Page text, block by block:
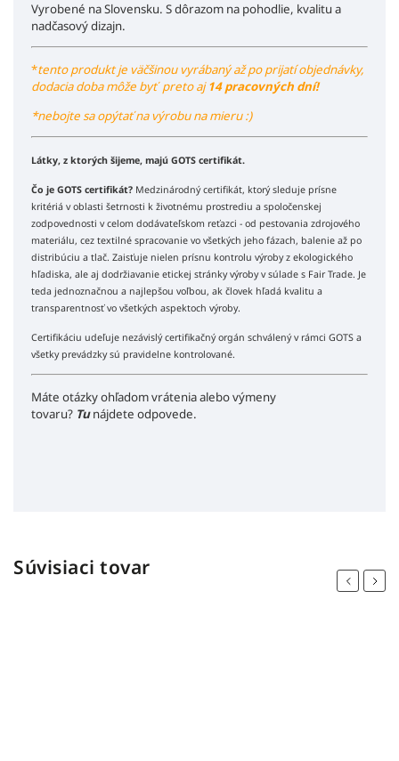
Vyrobené na Slovensku. S dôrazom na pohodlie, kvalitu a
nadčasový dizajn.
*tento produkt je väčšinou vyrábaný až po prijatí objednávky,
dodacia doba môže byť preto aj14 pracovných dní!
*nebojte sa opýtať na výrobu na mieru :)
Látky, z ktorých šijeme, majú GOTS certifikát.
Čo je GOTS certifikát? Medzinárodný certifikát, ktorý sleduje prísne
kritériá v oblasti šetrnosti k životnému prostrediu a spoločenskej
zodpovednosti v celom dodávateľskom reťazci - od pestovania zdrojového
materiálu, cez textilné spracovanie vo všetkých jeho fázach, balenie až po
distribúciu a tlač. Zaisťuje nielen prísnu kontrolu výroby z ekologického
hľadiska, ale aj dodržiavanie etickej stránky výroby v súlade s Fair Trade. Je
teda jednoznačnou a najlepšou voľbou, ak človek hľadá kvalitu a
transparentnosť vo všetkých aspektoch výroby.
Certifikáciu udeľuje nezávislý certifikačný orgán schválený v rámci GOTS a
všetky prevádzky sú pravidelne kontrolované.
Máte otázky ohľadom vrátenia alebo výmeny
tovaru? Tunájdete odpovede.
Súvisiaci tovar
Previous
Next